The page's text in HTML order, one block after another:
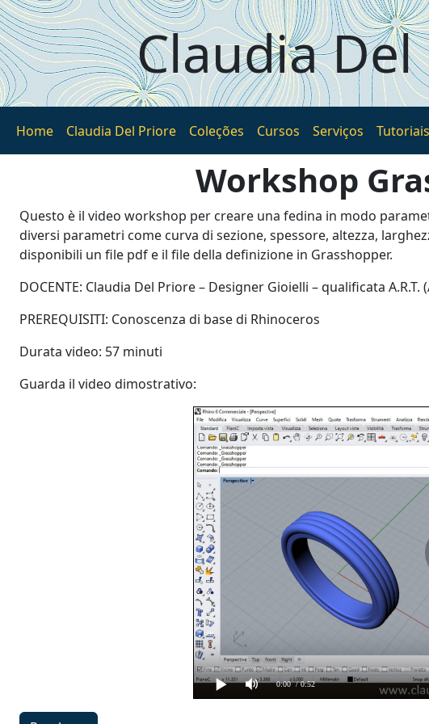
Pular para o conteúdo principal
Claudia
Home Claudia Del Priore Coleções Cursos Serviços Tutoriais
Workshop
Questo è il video workshop per creare una fedina in modo
diversi parametri come curva di sezione, spessore, altezza,
disponibili un file pdf e il file della definizione in Grasshopper.
DOCENTE: Claudia Del Priore – Designer Gioielli – qualificata
PREREQUISITI: Conoscenza di base di Rhinoceros
Durata video: 57 minuti
Guarda il video dimostrativo:
0:00 / 0:52